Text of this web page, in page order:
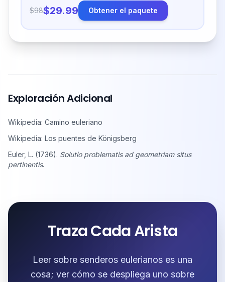
$98$29.99 Obtener el paquete
Exploración Adicional
Wikipedia: Camino euleriano
Wikipedia: Los puentes de Königsberg
Euler, L. (1736). Solutio problematis ad geometriam situs
pertinentis.
Traza Cada Arista
Leer sobre senderos eulerianos es una
cosa; ver cómo se despliega uno sobre